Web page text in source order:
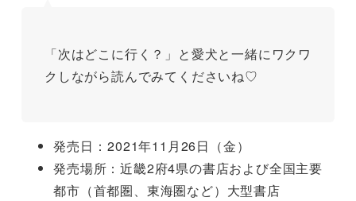
「次はどこに行く？」と愛犬と一緒にワクワ
クしながら読んでみてくださいね♡
発売日：2021年11月26日（金）
発売場所：近畿2府4県の書店および全国主要
都市（首都圏、東海圏など）大型書店